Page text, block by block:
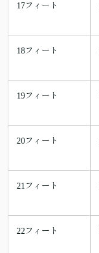
17フィート
18フィート
19フィート
20フィート
21フィート
22フィート